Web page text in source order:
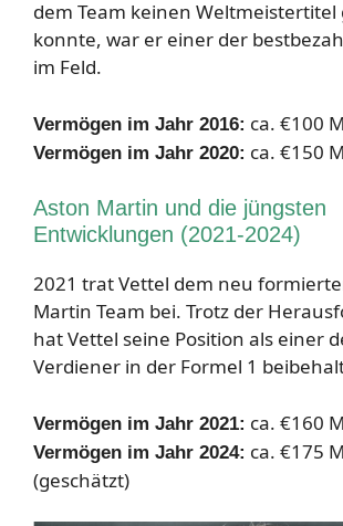
dem Team keinen
konnte, war er einer der
im Feld.
Vermögen im Jahr 2016: ca. €100
Vermögen im Jahr 2020: ca. €150
Aston Martin und die jüngsten
Entwicklungen (2021-2024)
2021 trat Vettel dem neu
Martin Team bei. Trotz der
hat Vettel seine Position als einer
Verdiener in der Formel 1
Vermögen im Jahr 2021: ca. €160
Vermögen im Jahr 2024: ca. €175
(geschätzt)